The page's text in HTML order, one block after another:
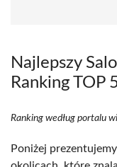
Najlepszy
Ranking TOP
Ranking według portalu
Poniżej